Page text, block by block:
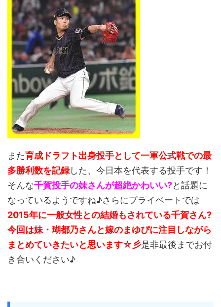
また育成ドラフト出身投手として一軍公式戦での最
多勝利数を記録した、今日本を代表する投手です！
そんな千賀投手の妹さんが超絶かわいい?と話題に
なっているようですね♪さらにプライベートでは
2015年に一般女性との結婚もされている千賀さん?
今回は妹・瑚都乃さんと嫁のまゆぴに注目しながら
まとめていきたいと思います☆彡是非最後までお付
き合いください♪